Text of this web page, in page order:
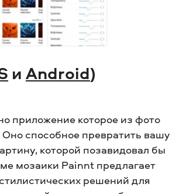
и Android)
приложение которое из фото
Оно способное превратить вашу
которой позавидовал бы
мозаики Painnt предлагает
решений для